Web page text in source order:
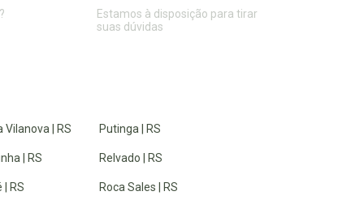
Estamos à disposição para tirar
suas dúvidas
Vilanova | RS
| RS
| RS
Putinga | RS
Relvado | RS
Roca Sales | RS